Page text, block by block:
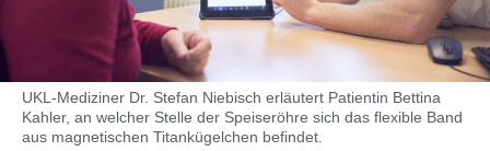
UKL-Mediziner Dr. Stefan Niebisch erläutert Patientin Bettina
Kahler, an welcher Stelle der Speiseröhre sich das flexible Band
aus magnetischen Titankügelchen befindet.